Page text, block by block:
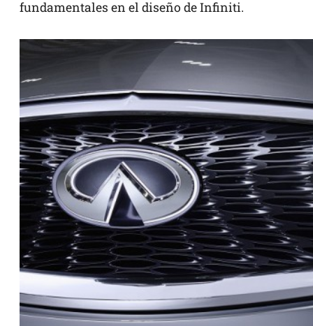
fundamentales en el diseño de Infiniti.